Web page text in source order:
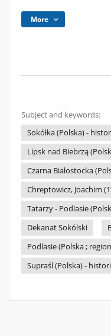
More
Subject and keywords:
Sokółka (Polska) -
Lipsk nad Biebrzą
Czarna Białostocka
Chreptowicz, Joachim
Tatarzy - Podlasie
Dekanat Sokólski
Podlasie (Polska ;
Supraśl (Polska) -